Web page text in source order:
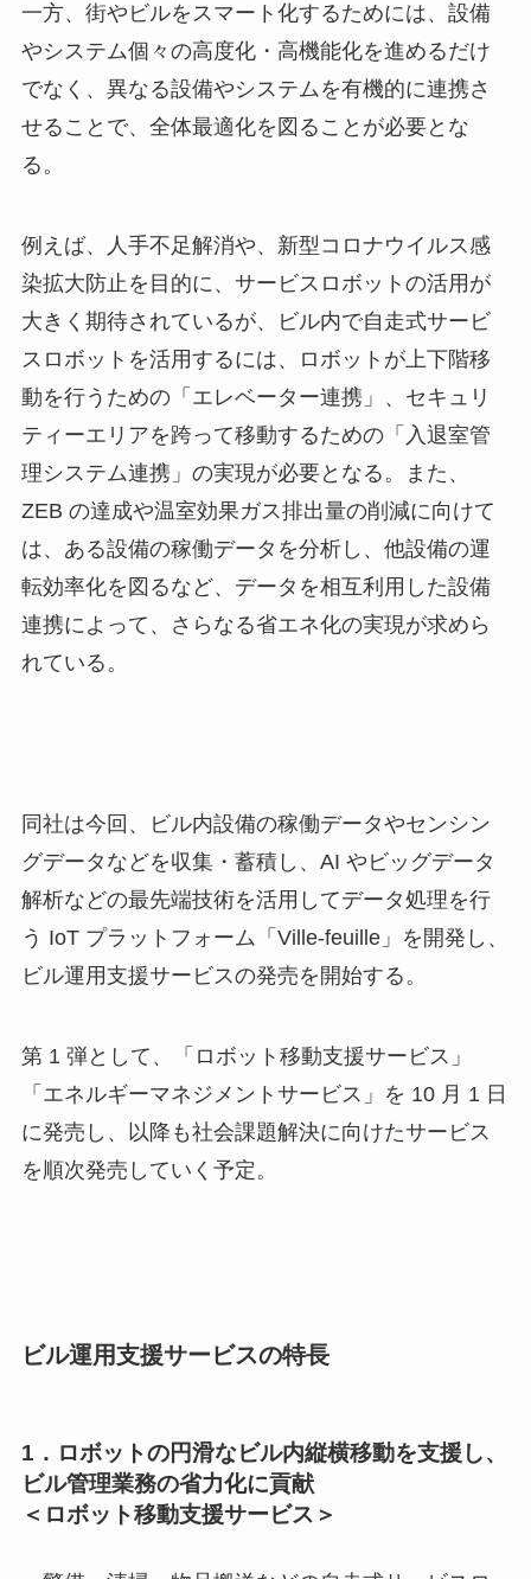
一方、街やビルをスマート化するためには、設備
やシステム個々の高度化・高機能化を進めるだけ
でなく、異なる設備やシステムを有機的に連携さ
せることで、全体最適化を図ることが必要とな
る。
例えば、人手不足解消や、新型コロナウイルス感
染拡大防止を目的に、サービスロボットの活用が
大きく期待されているが、ビル内で自走式サービ
スロボットを活用するには、ロボットが上下階移
動を行うための「エレベーター連携」、セキュリ
ティーエリアを跨って移動するための「入退室管
理システム連携」の実現が必要となる。また、
ZEB の達成や温室効果ガス排出量の削減に向けて
は、ある設備の稼働データを分析し、他設備の運
転効率化を図るなど、データを相互利用した設備
連携によって、さらなる省エネ化の実現が求めら
れている。
同社は今回、ビル内設備の稼働データやセンシン
グデータなどを収集・蓄積し、AI やビッグデータ
解析などの最先端技術を活用してデータ処理を行
う IoT プラットフォーム「Ville-feuille」を開発し、
ビル運用支援サービスの発売を開始する。
第 1 弾として、「ロボット移動支援サービス」
「エネルギーマネジメントサービス」を 10 月 1 日
に発売し、以降も社会課題解決に向けたサービス
を順次発売していく予定。
ビル運用支援サービスの特長
1．ロボットの円滑なビル内縦横移動を支援し、
ビル管理業務の省力化に貢献
＜ロボット移動支援サービス＞